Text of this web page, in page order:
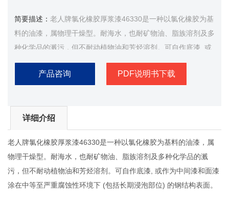
简要描述： 老人牌氯化橡胶厚浆漆46330是一种以氯化橡胶为基
料的油漆，属物理干燥型。耐海水，也耐矿物油、脂族溶剂及多
种化学品的溅污，但不耐动植物油和芳烃溶剂。可自作底漆, 或
作为中间漆和面漆涂在中等至严重腐蚀性环境下 (包括长期浸泡
部位) 的钢结构表面。
产品咨询 PDF说明书下载
详细介绍
老人牌氯化橡胶厚浆漆46330是一种以氯化橡胶为基料的油漆，属
物理干燥型。耐海水，也耐矿物油、脂族溶剂及多种化学品的溅
污，但不耐动植物油和芳烃溶剂。可自作底漆, 或作为中间漆和面漆
涂在中等至严重腐蚀性环境下 (包括长期浸泡部位) 的钢结构表面。